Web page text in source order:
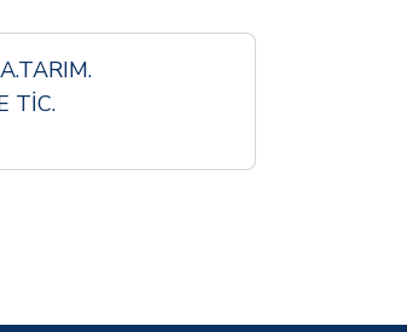
TİC.